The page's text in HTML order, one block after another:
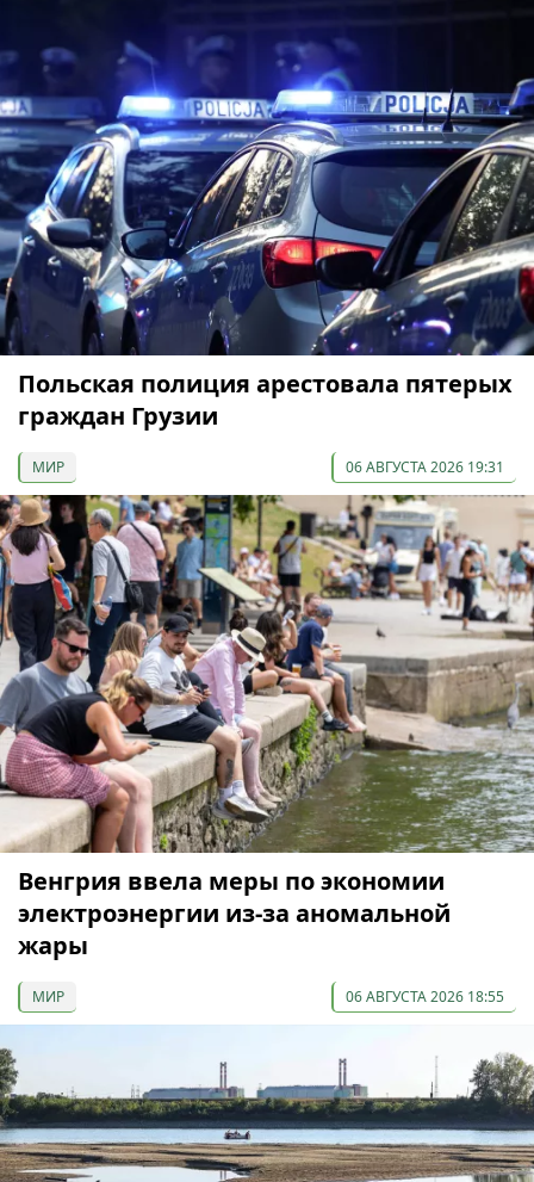
Польская полиция арестовала пятерых
граждан Грузии
МИР 06 АВГУСТА 2026 19:31
Венгрия ввела меры по экономии
электроэнергии из-за аномальной
жары
МИР 06 АВГУСТА 2026 18:55